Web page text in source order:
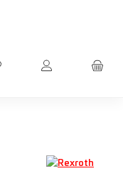
У вас есть товары из